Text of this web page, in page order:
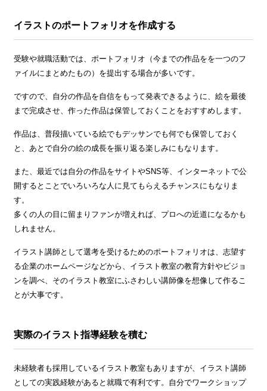
イラストのポートフォリオを作成する
受験や就職活動では、ポートフォリオ（今までの作品をを一つのフ
ァイルにまとめたもの）を提出する場合が多いです。
ですので、自分の作品を自信をもって発表できるように、絵を最後
まで完成させ、作った作品は保管しておくことをおすすめします。
作品は、普段描いている絵でもデッサンでも何でも保管しておく
と、あとで自分の絵の成長を振り返る楽しみにもなります。
また、最近では自分の作品をサイトやSNS等、インターネットで公
開するとことでいろいろな人に見てもらえるチャンスにもなりま
す。
多くの人の目に留まりファンが増えれば、プロへの近道になるかも
しれません。
イラスト講師として選考を受けるためのポートフォリオは、志望す
る企業のホームページなどから、イラスト教室の教育方針やビジョ
ンを調べ、そのイラスト教室にふさわしい講師像を想像して作るこ
とが大事です。
実際のイラスト指導経験を積む
未経験者も採用しているイラスト教室もありますが、イラスト講師
としての実践経験があると就職で有利です。自分でワークショップ